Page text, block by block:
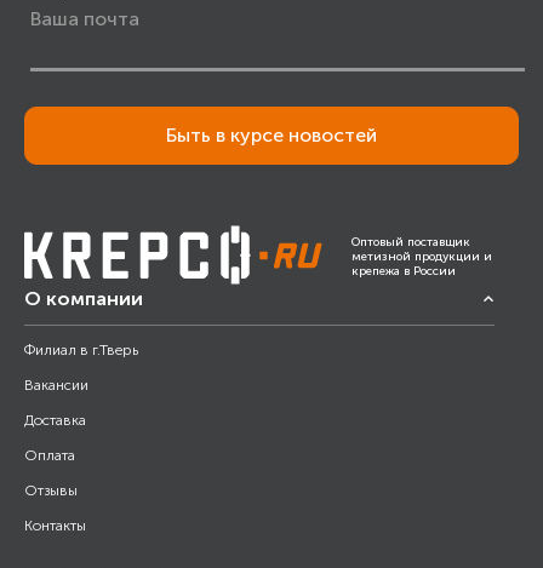
Быть в курсе новостей
Оптовый поставщик
метизной продукции и
крепежа в России
О компании
Филиал в г.Тверь
Вакансии
Доставка
Оплата
Отзывы
Контакты